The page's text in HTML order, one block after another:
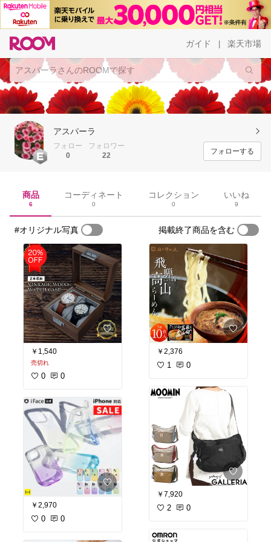
ガイド 楽天市場
アスパーラ
フォロー
0
フォロワー
22
フォローする
商品
6
コーディネート
0
コレクション
0
いいね
9
#オリジナル写真 掲載終了商品を含む
￥1,540
売切れ
0 0
￥2,970
0 0
￥2,376
1 0
￥7,920
2 0